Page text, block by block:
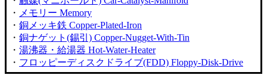
・ メモリー Memory
・ 銅メッキ鉄 Copper-Plated-Iron
・ 銅ナゲット(錫引) Copper-Nugget-With-Tin
・ 湯沸器・給湯器 Hot-Water-Heater
・ フロッピーディスクドライブ(FDD) Floppy-Disk-Drive